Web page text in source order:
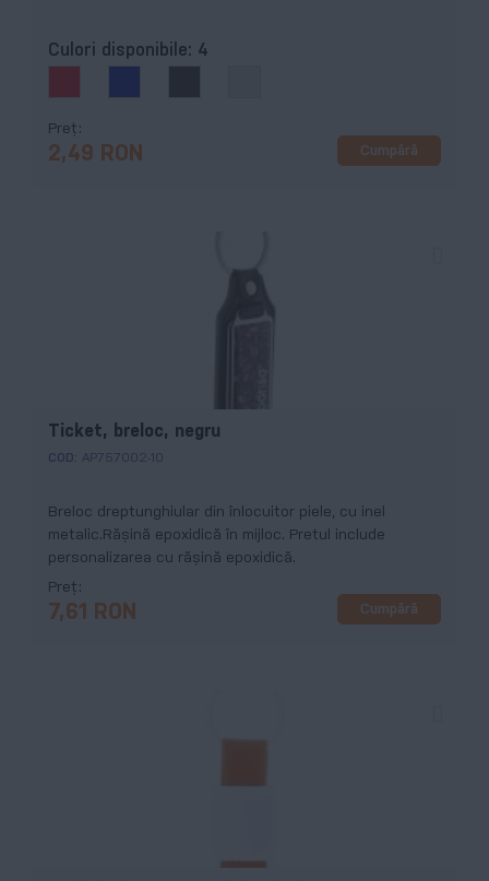
Culori disponibile: 4
Preț
2,49 RON Cumpără
Ticket, breloc, negru
COD: AP757002-10
Breloc dreptunghiular din înlocuitor piele, cu inel
metalic.Răşină epoxidică în mijloc. Pretul include
personalizarea cu răşină epoxidică.
Preț
7,61 RON Cumpără